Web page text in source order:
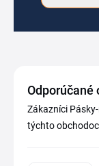
Odporúčané
Zákazníci
týchto